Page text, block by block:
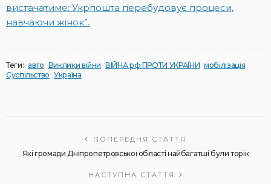
вистачатиме: Укрпошта перебудовує процеси,
навчаючи жінок”.
Теги: авто Виклики війни ВІЙНА рф ПРОТИ УКРАЇНИ мобілізація
Суспільство Україна
ПОПЕРЕДНЯ СТАТТЯ
Які громади Дніпропетровської області найбагатші були торік
НАСТУПНА СТАТТЯ